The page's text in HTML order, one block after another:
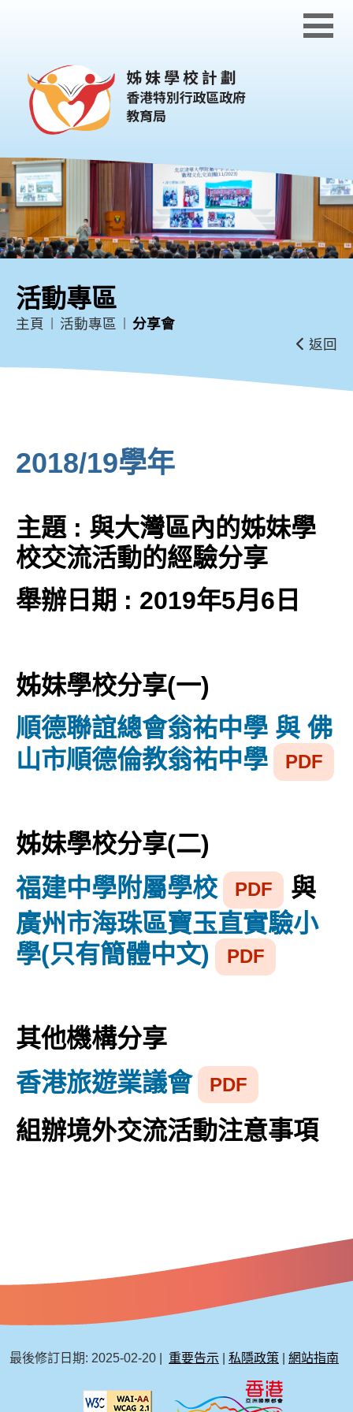
活動專區
主頁 活動專區
分享會
返回
2018/19學年
主題 : 與大灣區內的姊妹學
校交流活動的經驗分享
舉辦日期 : 2019年5月6日
姊妹學校分享(一)
順德聯誼總會翁祐中學 與 佛
山市順德倫教翁祐中學
PDF
姊妹學校分享(二)
福建中學附屬學校
PDF 與
廣州市海珠區寶玉直實驗小
學(只有簡體中文)
PDF
其他機構分享
香港旅遊業議會
PDF
組辦境外交流活動注意事項
最後修訂日期: 2025-02-20 重要告示 私隱政策 網站指南